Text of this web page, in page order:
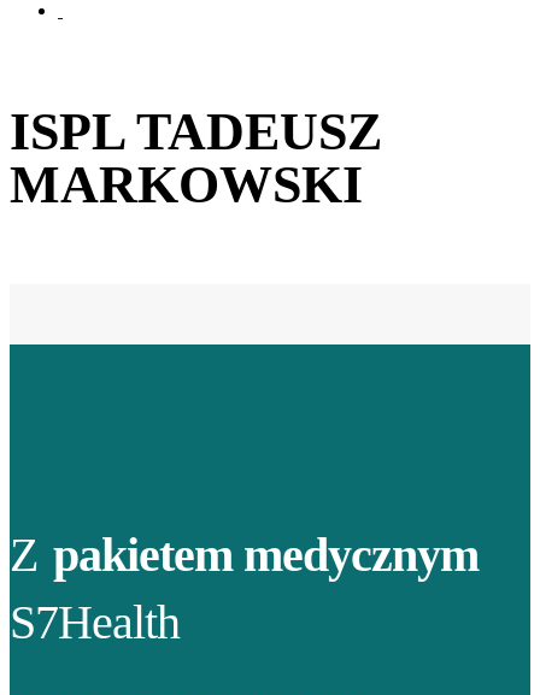
ISPL TADEUSZ
MARKOWSKI
Z pakietem medycznym
S7Health